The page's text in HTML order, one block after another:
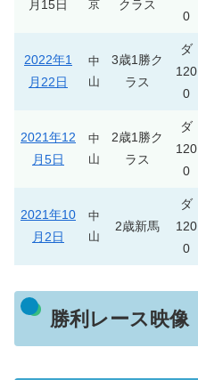
月15日 京 クラス
0
2022年1
月22日
中
山
3歳1勝ク
ラス
ダ
120
0
2021年12
月5日
中
山
2歳1勝ク
ラス
ダ
120
0
2021年10
月2日
中
山
2歳新馬
ダ
120
0
勝利レース映像